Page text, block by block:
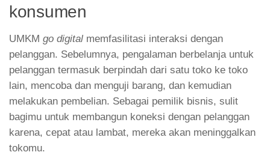
konsumen
UMKM go digital memfasilitasi interaksi dengan
pelanggan. Sebelumnya, pengalaman berbelanja untuk
pelanggan termasuk berpindah dari satu toko ke toko
lain, mencoba dan menguji barang, dan kemudian
melakukan pembelian. Sebagai pemilik bisnis, sulit
bagimu untuk membangun koneksi dengan pelanggan
karena, cepat atau lambat, mereka akan meninggalkan
tokomu.